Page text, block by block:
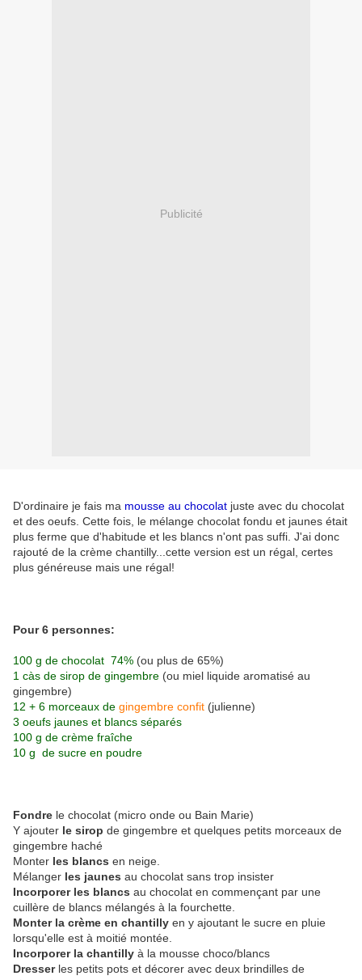
Publicité
D'ordinaire je fais ma mousse au chocolat juste avec du chocolat
et des oeufs. Cette fois, le mélange chocolat fondu et jaunes était
plus ferme que d'habitude et les blancs n'ont pas suffi. J'ai donc
rajouté de la crème chantilly...cette version est un régal, certes
plus généreuse mais une régal!
Pour 6 personnes:
100 g de chocolat 74% (ou plus de 65%)
1 càs de sirop de gingembre (ou miel liquide aromatisé au
gingembre)
12 + 6 morceaux de gingembre confit (julienne)
3 oeufs jaunes et blancs séparés
100 g de crème fraîche
10 g de sucre en poudre
Fondre le chocolat (micro onde ou Bain Marie)
Y ajouter le sirop de gingembre et quelques petits morceaux de
gingembre haché
Monter les blancs en neige.
Mélanger les jaunes au chocolat sans trop insister
Incorporer les blancs au chocolat en commençant par une
cuillère de blancs mélangés à la fourchette.
Monter la crème en chantilly en y ajoutant le sucre en pluie
lorsqu'elle est à moitié montée.
Incorporer la chantilly à la mousse choco/blancs
Dresserles petits pots et décorer avec deux brindilles de